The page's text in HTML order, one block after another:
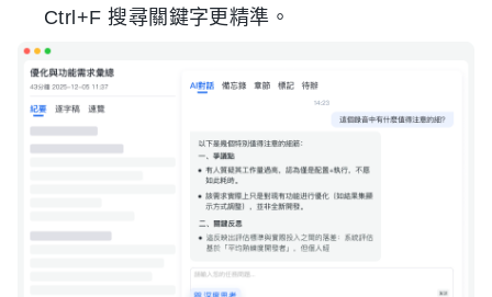
Ctrl+F 搜尋關鍵字更精準。